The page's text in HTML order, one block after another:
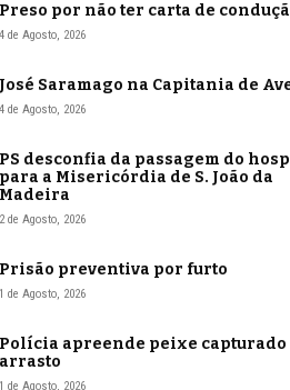
Preso por não ter carta de
4 de Agosto, 2026
José Saramago na Capitania de
4 de Agosto, 2026
PS desconfia da passagem do
para a Misericórdia de S. João da
Madeira
2 de Agosto, 2026
Prisão preventiva por furto
1 de Agosto, 2026
Polícia apreende peixe capturado
arrasto
1 de Agosto, 2026